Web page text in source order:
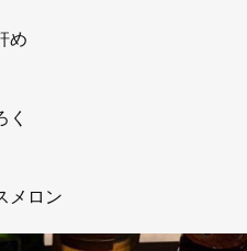
め
く
メロン